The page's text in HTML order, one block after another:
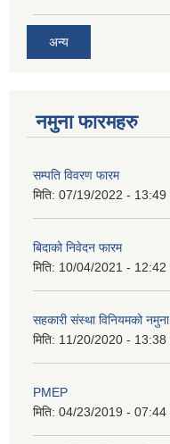
अन्य
नमुना फारमहरु
सम्पति विवरण फारम
मिति: 07/19/2022 - 13:49
बिदाको निवेदन फारम
मिति: 10/04/2021 - 12:42
सहकारी संस्था विनियमको नमुना
मिति: 11/20/2020 - 13:38
PMEP
मिति: 04/23/2019 - 07:44